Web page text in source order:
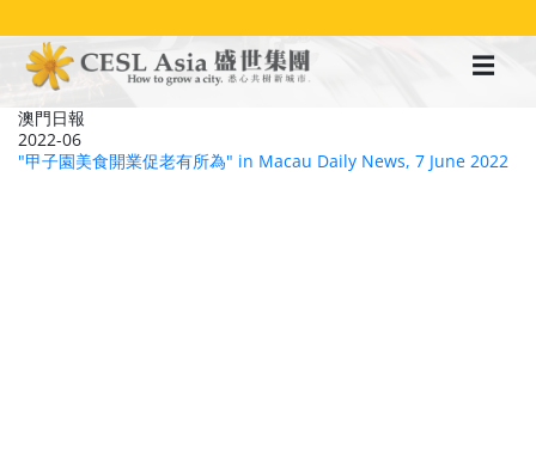
至
澳門日報
2022-06
"甲子園美食開業促老有所為" in Macau Daily News, 7 June 2022